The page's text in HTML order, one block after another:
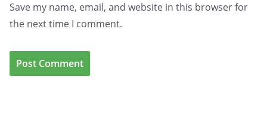
Save my name, email, and website in this browser for
the next time I comment.